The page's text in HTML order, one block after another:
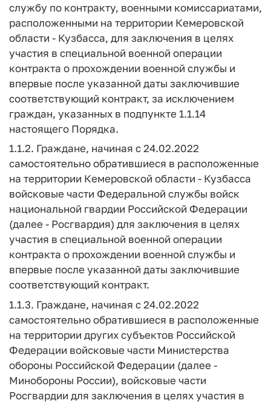
службу по контракту, военными комиссариатами,
расположенными на территории Кемеровской
области - Кузбасса, для заключения в целях
участия в специальной военной операции
контракта о прохождении военной службы и
впервые после указанной даты заключившие
соответствующий контракт, за исключением
граждан, указанных в подпункте 1.1.14
настоящего Порядка.
1.1.2. Граждане, начиная с 24.02.2022
самостоятельно обратившиеся в расположенные
на территории Кемеровской области - Кузбасса
войсковые части Федеральной службы войск
национальной гвардии Российской Федерации
(далее - Росгвардия) для заключения в целях
участия в специальной военной операции
контракта о прохождении военной службы и
впервые после указанной даты заключившие
соответствующий контракт.
1.1.3. Граждане, начиная с 24.02.2022
самостоятельно обратившиеся в расположенные
на территории других субъектов Российской
Федерации войсковые части Министерства
обороны Российской Федерации (далее -
Минобороны России), войсковые части
Росгвардии для заключения в целях участия в